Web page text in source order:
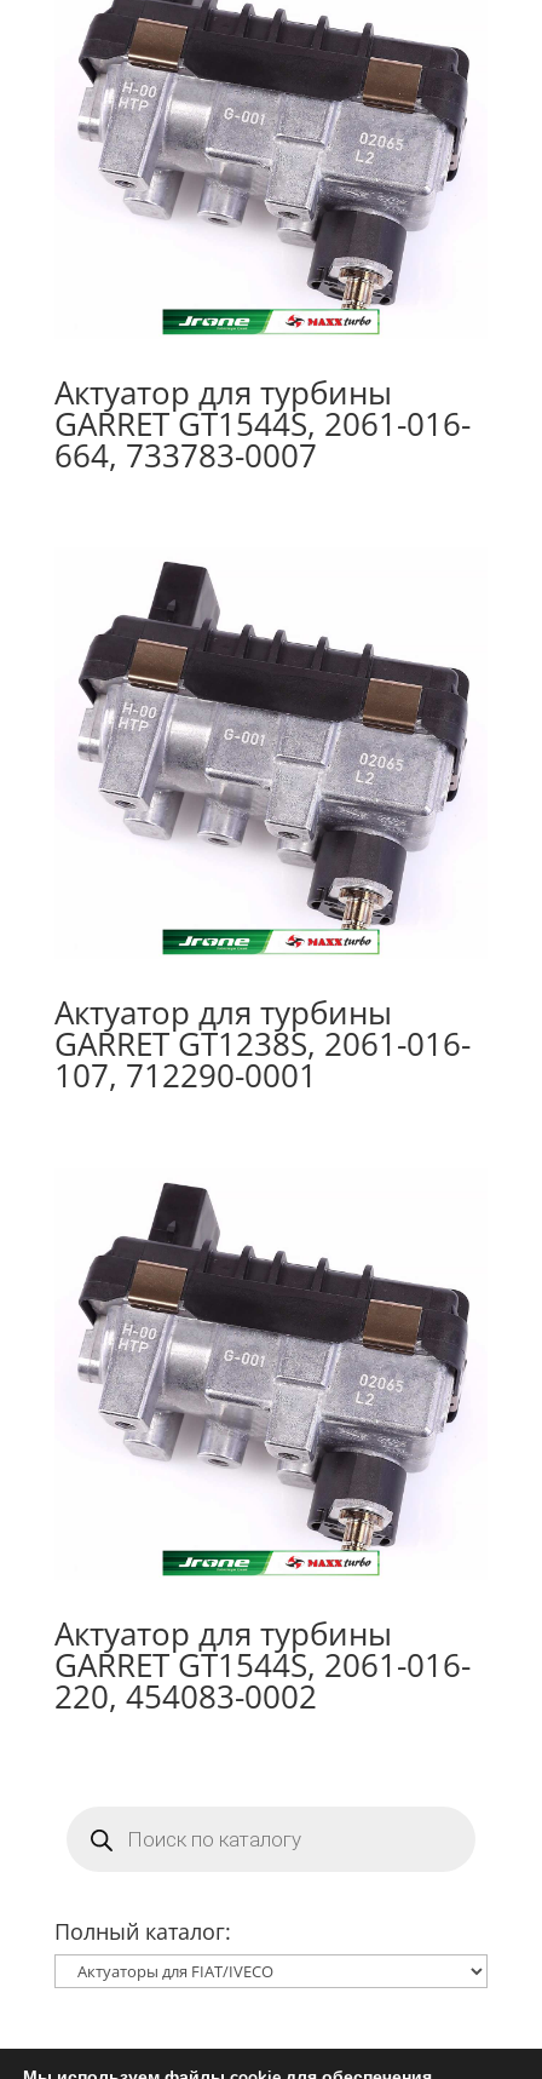
Актуатор для турбины
GARRET GT1544S, 2061-016-
664, 733783-0007
Актуатор для турбины
GARRET GT1238S, 2061-016-
107, 712290-0001
Актуатор для турбины
GARRET GT1544S, 2061-016-
220, 454083-0002
товаров
Полный каталог: